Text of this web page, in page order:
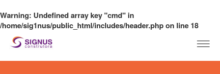
Warning: Undefined array key "cmd" in
/home/sig1nus/public_html/includes/header.phpon line 18